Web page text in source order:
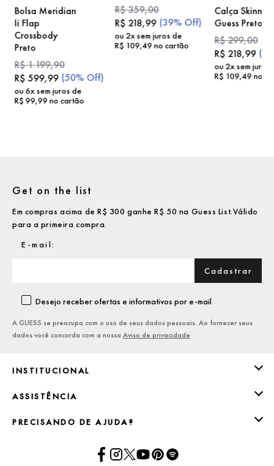
Bolsa Meridian
Ii Flap
Crossbody
Preto
R$1.199,90
R$ 599,99 (50% Off)
ou 6x sem juros de
R$ 99,99no cartão
R$359,00
R$ 218,99 (39% Off)
ou2x sem juros de
R$ 109,49no cartão
Calça Skinny
Guess Preto
R$299,00
R$ 218,99 (
ou 2x sem juros
R$ 109,49no
INSTITUCIONAL
ASSISTÊNCIA
PRECISANDO DE AJUDA?
Get on the list
Em compras acima de R$ 300 ganhe R$ 50 na Guess List.Válido
para a primeira compra.
Cadastrar
Desejo receber ofertas e informativos por e-mail
A GUESS se preocupa com o uso de seus dados pessoais. Ao fornecer seus
dados você concorda com a nossa Aviso de privacidade